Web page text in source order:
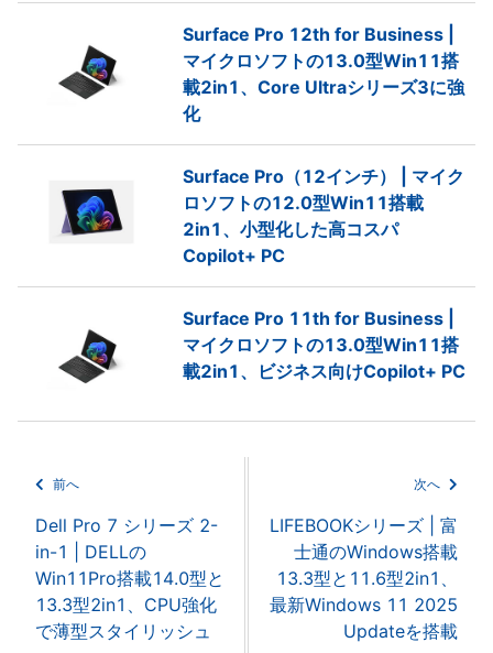
Surface Pro 12th for Business |
マイクロソフトの13.0型Win11搭
載2in1、Core Ultraシリーズ3に強
化
Surface Pro（12インチ） | マイク
ロソフトの12.0型Win11搭載
2in1、小型化した高コスパ
Copilot+ PC
Surface Pro 11th for Business |
マイクロソフトの13.0型Win11搭
載2in1、ビジネス向けCopilot+ PC
前へ
Dell Pro 7 シリーズ 2-
in-1 | DELLの
Win11Pro搭載14.0型と
13.3型2in1、CPU強化
で薄型スタイリッシュ
次へ
LIFEBOOKシリーズ | 富
士通のWindows搭載
13.3型と11.6型2in1、
最新Windows 11 2025
Updateを搭載